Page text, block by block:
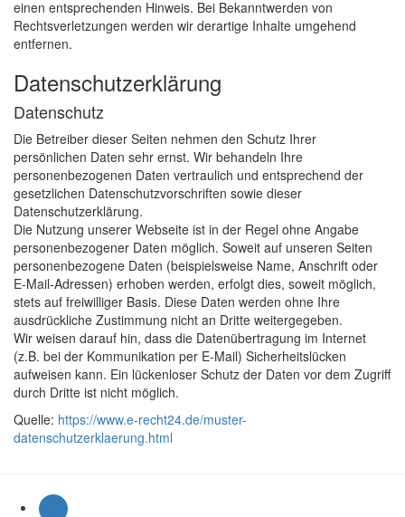
einen entsprechenden Hinweis. Bei Bekanntwerden von
Rechtsverletzungen werden wir derartige Inhalte umgehend
entfernen.
Datenschutzerklärung
Datenschutz
Die Betreiber dieser Seiten nehmen den Schutz Ihrer
persönlichen Daten sehr ernst. Wir behandeln Ihre
personenbezogenen Daten vertraulich und entsprechend der
gesetzlichen Datenschutzvorschriften sowie dieser
Datenschutzerklärung.
Die Nutzung unserer Webseite ist in der Regel ohne Angabe
personenbezogener Daten möglich. Soweit auf unseren Seiten
personenbezogene Daten (beispielsweise Name, Anschrift oder
E-Mail-Adressen) erhoben werden, erfolgt dies, soweit möglich,
stets auf freiwilliger Basis. Diese Daten werden ohne Ihre
ausdrückliche Zustimmung nicht an Dritte weitergegeben.
Wir weisen darauf hin, dass die Datenübertragung im Internet
(z.B. bei der Kommunikation per E-Mail) Sicherheitslücken
aufweisen kann. Ein lückenloser Schutz der Daten vor dem Zugriff
durch Dritte ist nicht möglich.
Quelle: https://www.e-recht24.de/muster-
datenschutzerklaerung.html
Bleib